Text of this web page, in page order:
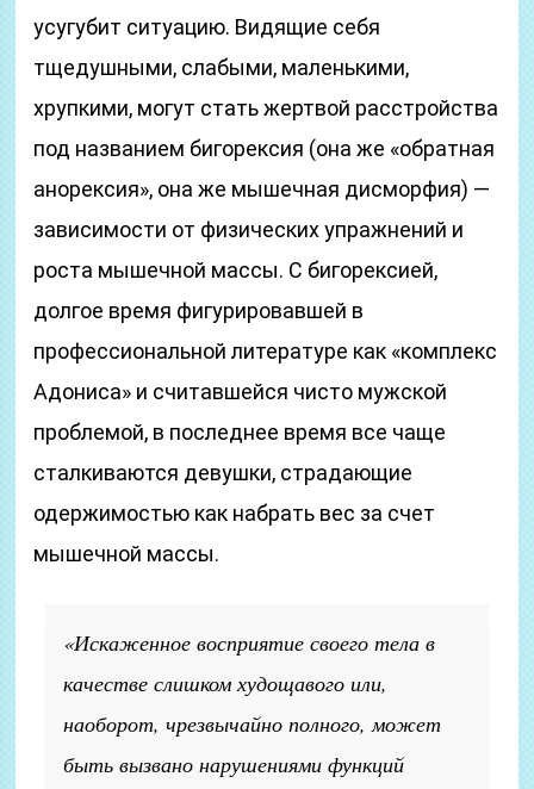
усугубит ситуацию. Видящие себя
тщедушными, слабыми, маленькими,
хрупкими, могут стать жертвой расстройства
под названием бигорексия (она же «обратная
анорексия», она же мышечная дисморфия) —
зависимости от физических упражнений и
роста мышечной массы. С бигорексией,
долгое время фигурировавшей в
профессиональной литературе как «комплекс
Адониса» и считавшейся чисто мужской
проблемой, в последнее время все чаще
сталкиваются девушки, страдающие
одержимостью как набрать вес за счет
мышечной массы.
«Искаженное восприятие своего тела в
качестве слишком худощавого или,
наоборот, чрезвычайно полного, может
быть вызвано нарушениями функций